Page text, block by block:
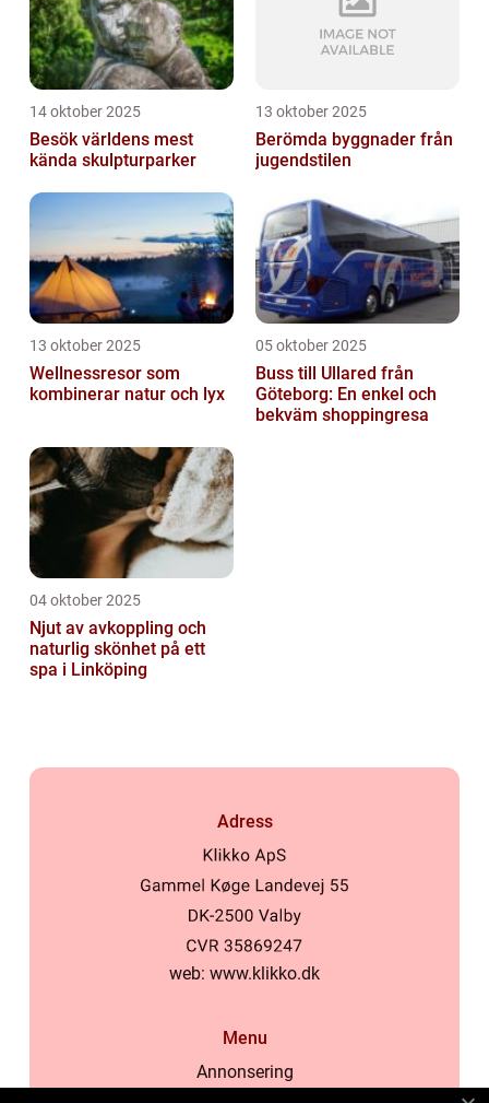
14 oktober 2025
Besök världens mest
kända skulpturparker
13 oktober 2025
Berömda byggnader från
jugendstilen
13 oktober 2025
Wellnessresor som
kombinerar natur och lyx
05 oktober 2025
Buss till Ullared från
Göteborg: En enkel och
bekväm shoppingresa
04 oktober 2025
Njut av avkoppling och
naturlig skönhet på ett
spa i Linköping
Adress
web: www.klikko.dk
Menu
Annonsering